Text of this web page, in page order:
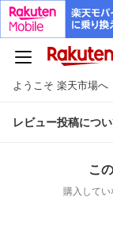
ようこそ 楽天市場へ
レビュー投稿につ
こ
購入してい